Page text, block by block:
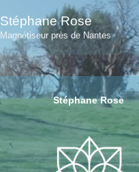
Stéphane Rose
Magnétiseur près de Nantes
Stéphane Rose